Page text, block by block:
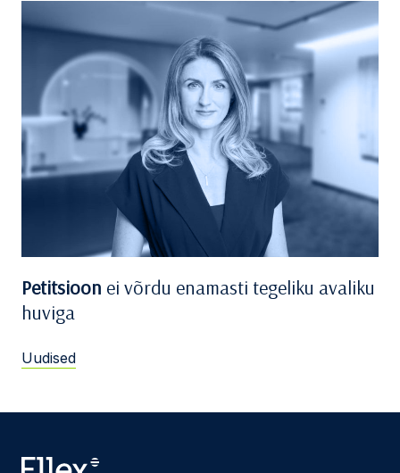
Petitsioon ei võrdu enamasti tegeliku avaliku
huviga
Uudised